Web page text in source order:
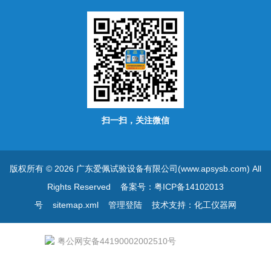
扫一扫，关注微信
版权所有 © 2026 广东爱佩试验设备有限公司(www.apsysb.com) All
Rights Reserved 备案号：粤ICP备14102013
号
sitemap.xml 管理登陆技术支持： 化工仪器网
粤公网安备44190002002510号